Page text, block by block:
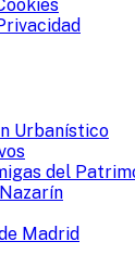
Urbanístico
del
Madrid